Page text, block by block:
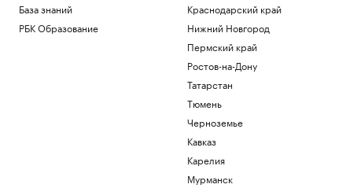
База знаний
РБК Образование
Краснодарский край
Нижний Новгород
Пермский край
Ростов-на-Дону
Татарстан
Тюмень
Черноземье
Кавказ
Карелия
Мурманск